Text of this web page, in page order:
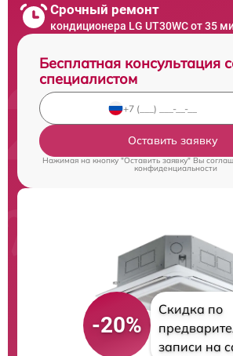
Срочный ремонт
кондиционера LG UT30WC от 35
Бесплатная консультация
специалистом
Оставить заявку
Нажимая на кнопку "Оставить заявку" Вы
конфиденциальности
-20%
Скидка по
записи на